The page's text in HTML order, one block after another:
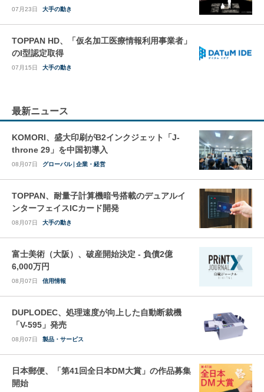
07月23日 大手の動き
TOPPAN HD、「仮名加工医療情報利用事業者」
のI型認定取得
07月15日 大手の動き
最新ニュース
KOMORI、盛大印刷がB2インクジェット「J-
throne 29」を中国初導入
08月07日 グローバル 企業・経営
TOPPAN、耐量子計算機暗号搭載のデュアルイ
ンターフェイスICカード開発
08月07日 大手の動き
富士美術（大阪）、破産開始決定 - 負債2億
6,000万円
08月07日 信用情報
DUPLODEC、処理速度が向上した自動断裁機
「V-595」発売
08月07日 製品・サービス
日本郵便、「第41回全日本DM大賞」の作品募集
開始